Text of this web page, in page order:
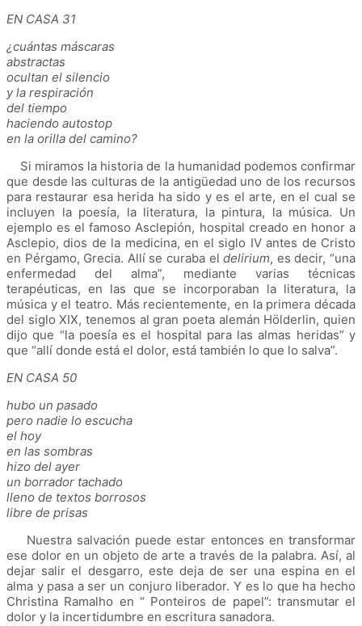
EN CASA 31
¿cuántas máscaras
abstractas
ocultan el silencio
y la respiración
del tiempo
haciendo autostop
en la orilla del camino?
Si miramos la historia de la humanidad podemos confirmar
que desde las culturas de la antigüedad uno de los recursos
para restaurar esa herida ha sido y es el arte, en el cual se
incluyen la poesía, la literatura, la pintura, la música. Un
ejemplo es el famoso Asclepión, hospital creado en honor a
Asclepio, dios de la medicina, en el siglo IV antes de Cristo
en Pérgamo, Grecia. Allí se curaba eldelirium, es decir, “una
enfermedad del alma”, mediante varias técnicas
terapéuticas, en las que se incorporaban la literatura, la
música y el teatro. Más recientemente, en la primera década
del siglo XIX, tenemos al gran poeta alemán Hölderlin, quien
dijo que “la poesía es el hospital para las almas heridas” y
que “allí donde está el dolor, está también lo que lo salva”.
EN CASA 50
hubo un pasado
pero nadie lo escucha
el hoy
en las sombras
hizo del ayer
un borrador tachado
lleno de textos borrosos
libre de prisas
Nuestra salvación puede estar entonces en transformar
ese dolor en un objeto de arte a través de la palabra. Así, al
dejar salir el desgarro, este deja de ser una espina en el
alma y pasa a ser un conjuro liberador. Y es lo que ha hecho
Christina Ramalho en “ Ponteiros de papel”: transmutar el
dolor y la incertidumbre en escritura sanadora.